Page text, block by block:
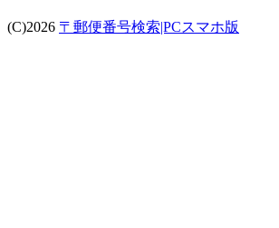
(C)2026 〒郵便番号検索|PCスマホ版